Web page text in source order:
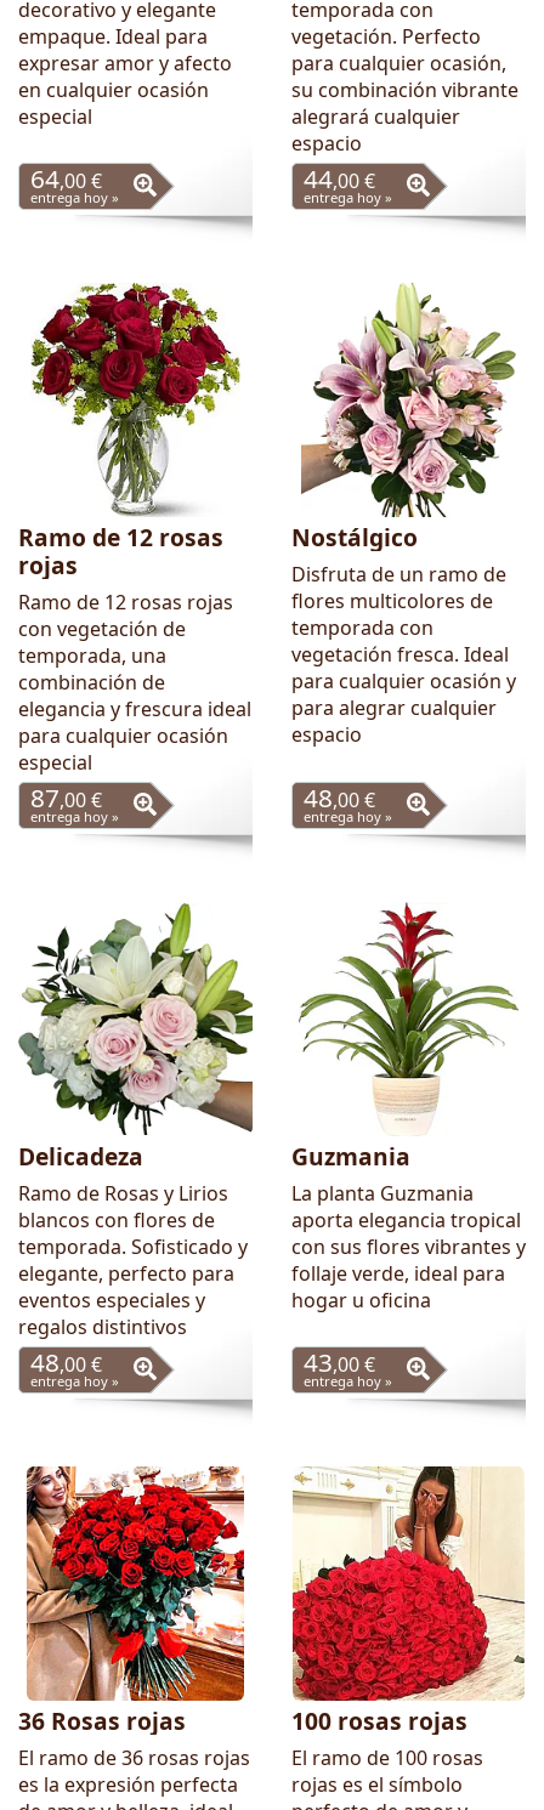
decorativo y elegante
empaque. Ideal para
expresar amor y afecto
en cualquier ocasión
especial
64,00 €
entrega hoy »
temporada con
vegetación. Perfecto
para cualquier ocasión,
su combinación vibrante
alegrará cualquier
espacio
44,00 €
entrega hoy »
Ramo de 12 rosas
rojas
Ramo de 12 rosas rojas
con vegetación de
temporada, una
combinación de
elegancia y frescura ideal
para cualquier ocasión
especial
87,00 €
entrega hoy »
Nostálgico
Disfruta de un ramo de
flores multicolores de
temporada con
vegetación fresca. Ideal
para cualquier ocasión y
para alegrar cualquier
espacio
48,00 €
entrega hoy »
Delicadeza
Ramo de Rosas y Lirios
blancos con flores de
temporada. Sofisticado y
elegante, perfecto para
eventos especiales y
regalos distintivos
48,00 €
entrega hoy »
Guzmania
La planta Guzmania
aporta elegancia tropical
con sus flores vibrantes y
follaje verde, ideal para
hogar u oficina
43,00 €
entrega hoy »
36 Rosas rojas
El ramo de 36 rosas rojas
es la expresión perfecta
100 rosas rojas
El ramo de 100 rosas
rojas es el símbolo